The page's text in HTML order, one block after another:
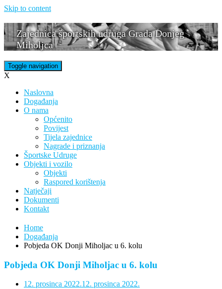
Skip to content
Zajednica športskih udruga Grada Donjeg
Miholjca
Toggle navigation
X
Naslovna
Događanja
O nama
Općenito
Povijest
Tijela zajednice
Nagrade i priznanja
Športske Udruge
Objekti i vozilo
Objekti
Raspored korištenja
Natječaji
Dokumenti
Kontakt
Home
Događanja
Pobjeda OK Donji Miholjac u 6. kolu
Pobjeda OK Donji Miholjac u 6. kolu
12. prosinca 2022.12. prosinca 2022.